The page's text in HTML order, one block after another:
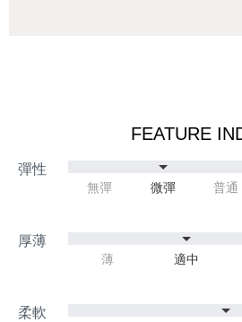
FEATURE
無彈 微彈 普通
薄 適中